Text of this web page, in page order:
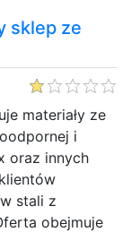
sklep ze
materiały ze
i
oraz innych
stali z
obejmuje